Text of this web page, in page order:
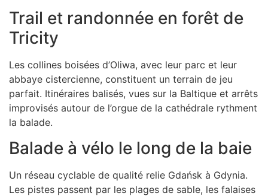
Trail et randonnée en forêt de
Tricity
Les collines boisées d’Oliwa, avec leur parc et leur
abbaye cistercienne, constituent un terrain de jeu
parfait. Itinéraires balisés, vues sur la Baltique et arrêts
improvisés autour de l’orgue de la cathédrale rythment
la balade.
Balade à vélo le long de la baie
Un réseau cyclable de qualité relie Gdańsk à Gdynia.
Les pistes passent par les plages de sable, les falaises